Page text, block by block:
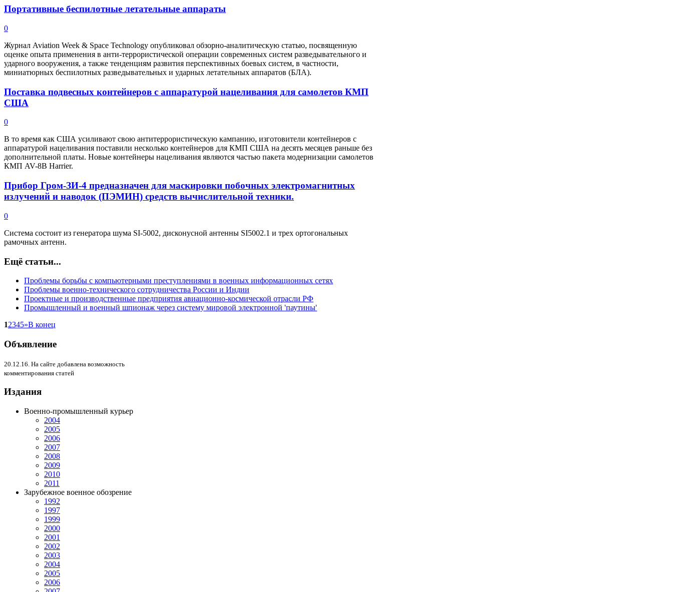
Портативные беспилотные летательные аппараты
0
Журнал Aviation Week & Space Technology опубликовал обзорно-аналитическую статью, посвященную
оценке опыта применения в анти-террористической операции современных систем разведывательного и
ударного вооружения, а также тенденциям развития перспективных боевых систем, в частности,
миниатюрных беспилотных разведывательных и ударных летательных аппаратов (БЛА).
Поставка подвесных контейнеров с аппаратурой нацеливания для самолетов КМП
США
0
В то время как США усиливают свою антитеррористическую кампанию, изготовители контейнеров с
аппаратурой нацеливания поставили несколько контейнеров для КМП США на десять месяцев раньше без
дополнительной платы. Новые контейнеры нацеливания являются частью пакета модернизации самолетов
КМП AV-8B Harrier.
Прибор Гром-ЗИ-4 предназначен для маскировки побочных электромагнитных
излучений и наводок (ПЭМИН) средств вычислительной техники.
0
Система состоит из генератора шума SI-5002, дисконусной антенны SI5002.1 и трех ортогональных
рамочных антенн.
Ещё статьи...
Проблемы борьбы с компьютерными преступлениями в военных информационных сетях
Проблемы военно-технического сотрудничества России и Индии
Проектные и производственные предприятия авиационно-космической отрасли РФ
Промышленный и военный шпионаж через систему мировой электронной 'паутины'
12345»В конец
Объявление
20.12.16. На сайте добавлена возможность
комментирования статей
Издания
Военно-промышленный курьер
2004
2005
2006
2007
2008
2009
2010
2011
Зарубежное военное обозрение
1992
1997
1999
2000
2001
2002
2003
2004
2005
2006